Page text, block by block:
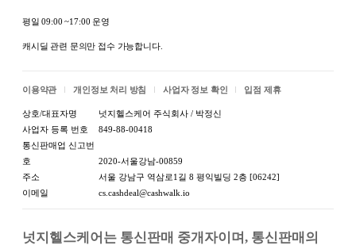
평일 09:00 ~17:00 운영
캐시딜 관련 문의만 접수 가능합니다.
이용약관 개인정보 처리 방침 사업자 정보 확인 입점 제휴
상호/대표자명
넛지헬스케어 주식회사 / 박정신
사업자 등록 번호
849-88-00418
통신판매업 신고번
호
2020-서울강남-00859
주소
서울 강남구 역삼로1길 8 평익빌딩 2층 [06242]
이메일
cs.cashdeal@cashwalk.io
넛지헬스케어는 통신판매 중개자이며, 통신판매의